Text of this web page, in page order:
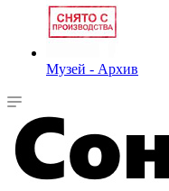
Музей - Архив